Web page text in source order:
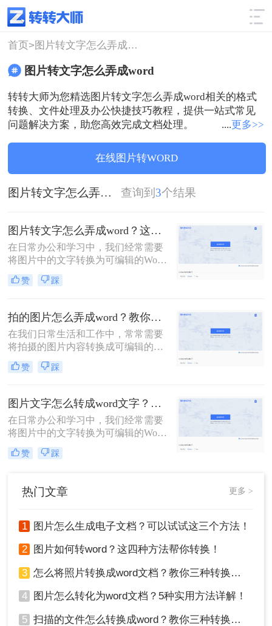
使用技巧 筛选
首页> 图片转文字怎么弄成word
图片转文字怎么弄成word
转转大师为您精选图片转文字怎么弄成word相关的格式
转换、文件处理及办公快捷技巧教程，提供一站式常见
问题解决方案，助您高效完成文档处理。
....更多>>
在线图片转WORD
图片转文字怎么弄成word 查询到 3个结果
图片转文字怎么弄成word？这三个方法了解一下！
在日常办公和学习中，我们经常需要
将图片中的文字转换为可编辑的Word
文档。这一需求在资料整理、笔记制
作以及信息提取等场景中尤为常见。
文将介绍几种将图片转文字并弄成
Word文档的方法，帮助您轻松实现这
一操作。
赞 踩
拍的图片怎么弄成word？教你三招快速转换！
在我们日常生活和工作中，常常需要
将拍摄的图片内容转换成可编辑的
Word文档。无论是为了提取图片中的
文字信息，还是为了将图片作为文档
的技巧都显得尤为重要。那么拍的图
片怎么弄成word呢？本文将介绍三种
不同的方法，帮助你轻松实现这一操
作。
赞 踩
图片文字怎么转成word文字？教你两个方法免费转换！
在日常办公和学习中，我们经常需要
将图片中的文字转换为可编辑的Word
文档。这一需求在资料整理、笔记制
作以及信息提取等场景中尤为常见。
本文将介绍几种将图片转文字并弄成
Word文档的方法，帮助您轻松实现这
赞 踩
热门文章 更多 >
1 图片怎么生成电子文档？可以试试这三个方法！
2 图片如何转word？这四种方法帮你转换！
3 怎么将照片转换成word文档？教你三种转换方法！
4 图片怎么转化为word文档？5种实用方法详解！
5 扫描的文件怎么转换成word？教你三种转换方法！